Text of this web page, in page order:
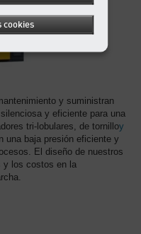
y suministran
y eficiente para una
tri-lobulares, de tornilloy
una baja presión eficiente y
El diseño de nuestros
y los costos en la
cookies